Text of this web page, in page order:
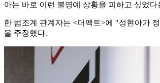
아는 바로 이런 불명예 상황을 피하고 싶었다
한 법조계 관계자는 <더팩트>에 "성현아가
을 주장했다.